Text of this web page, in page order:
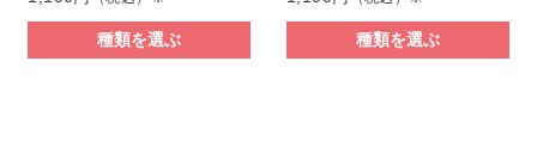
種類を選ぶ 種類を選ぶ